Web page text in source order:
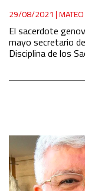
29/08/2021 |
El sacerdote
mayo secretario
Disciplina de los